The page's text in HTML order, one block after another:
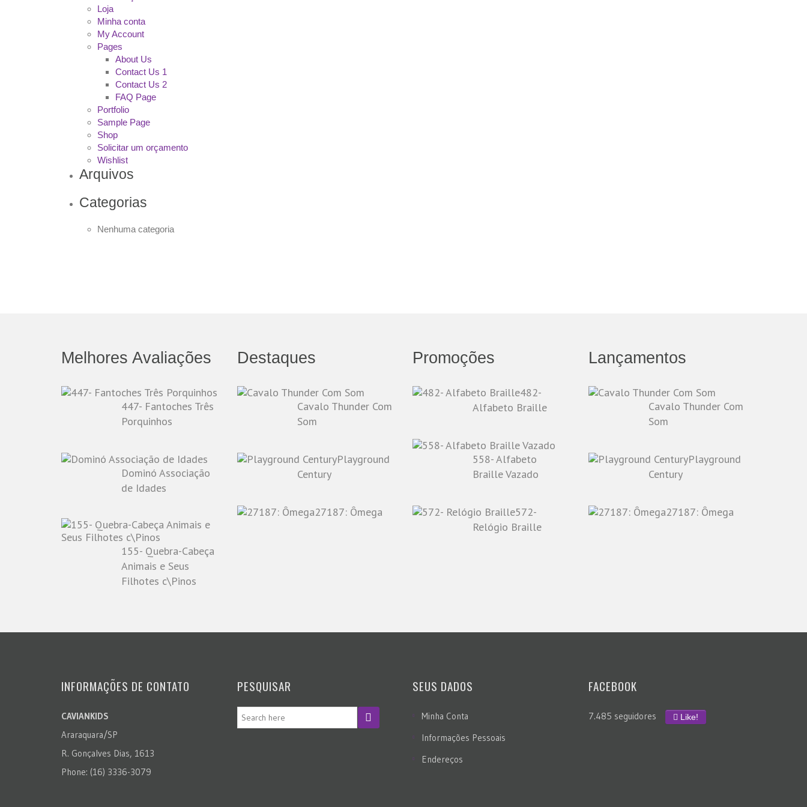
Loja
Minha conta
My Account
Pages
About Us
Contact Us 1
Contact Us 2
FAQ Page
Portfolio
Sample Page
Shop
Solicitar um orçamento
Wishlist
Arquivos
Categorias
Nenhuma categoria
Melhores Avaliações
447- Fantoches Três
Porquinhos
Dominó Associação
de Idades
155- Quebra-Cabeça
Animais e Seus
Filhotes c\Pinos
Destaques
Cavalo Thunder Com
Som
Playground
Century
27187: Ômega
Promoções
482-
Alfabeto Braille
558- Alfabeto
Braille Vazado
572-
Relógio Braille
Lançamentos
Cavalo Thunder Com
Som
Playground
Century
27187: Ômega
INFORMAÇÕES DE CONTATO
CAVIANKIDS
Araraquara/SP
R. Gonçalves Dias, 1613
Phone: (16) 3336-3079
PESQUISAR SEUS DADOS
Minha Conta
Informações Pessoais
Endereços
FACEBOOK
7.485 seguidores Like!